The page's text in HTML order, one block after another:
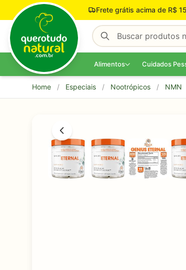
Pular para o conteúdo Frete grátis acima de R$
Alimentos Cuidados
Home / Especiais / Nootrópicos / NMN